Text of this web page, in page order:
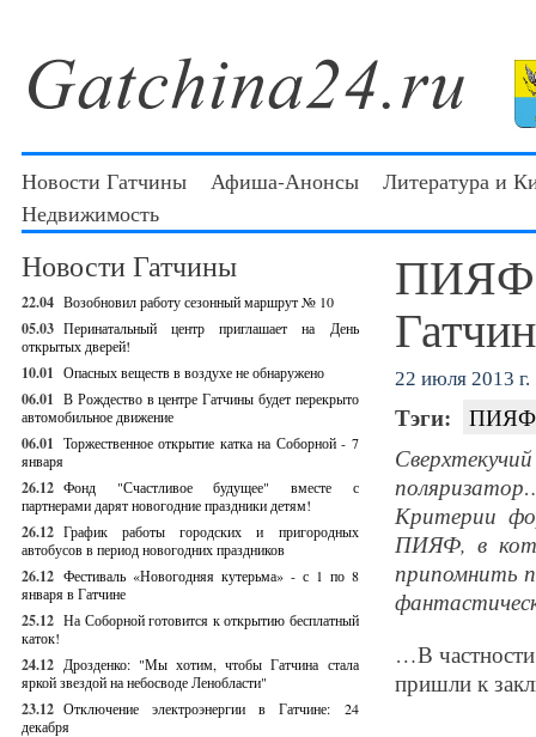
Новости Гатчины Афиша-Анонсы
Литература и
Недвижимость
Новости Гатчины
22.04 Возобновил работу сезонный маршрут № 10
05.03 Перинатальный центр приглашает на День
открытых дверей!
10.01 Опасных веществ в воздухе не обнаружено
06.01 В Рождество в центре Гатчины будет перекрыто
автомобильное движение
06.01 Торжественное открытие катка на Соборной - 7
января
26.12 Фонд "Счастливое будущее" вместе с
партнерами дарят новогодние праздники детям!
26.12 График работы городских и пригородных
автобусов в период новогодних праздников
26.12 Фестиваль «Новогодняя кутерьма» - с 1 по 8
января в Гатчине
25.12 На Соборной готовится к открытию бесплатный
каток!
24.12 Дрозденко: "Мы хотим, чтобы Гатчина стала
яркой звездой на небосводе Ленобласти"
23.12 Отключение электроэнергии в Гатчине: 24
декабря
ПИЯФ:
22 июля 2013 г.
Тэги:
ПИЯФ
Критерии
ПИЯФ, в
припомнить
…В
пришли к